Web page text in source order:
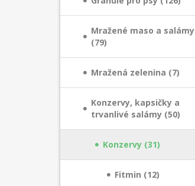
Mražené maso a salámy
(79)
Mražená zelenina (7)
Konzervy, kapsičky a
trvanlivé salámy (50)
Konzervy (31)
Fitmin (12)